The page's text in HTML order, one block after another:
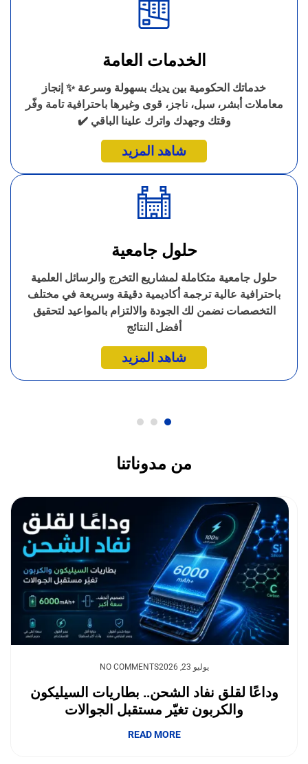
الخدمات العامة
خدماتك الحكومية بين يديك بسهولة وسرعة ✨ إنجاز
معاملات أبشر، سبل، ناجز، قوى وغيرها باحترافية تامة وفّر
وقتك وجهدك واترك علينا الباقي ✔️
شاهد المزيد
حلول جامعية
حلول جامعية متكاملة لمشاريع التخرج والرسائل العلمية
باحترافية عالية ترجمة أكاديمية دقيقة وسريعة في مختلف
التخصصات نضمن لك الجودة والالتزام بالمواعيد لتحقيق
أفضل النتائج
شاهد المزيد
من مدوناتنا
يوليو 23, 2026 NO COMMENTS
وداعًا لقلق نفاد الشحن.. بطاريات السيليكون
والكربون تغيّر مستقبل الجوالات
READ MORE
إبداع فور يو